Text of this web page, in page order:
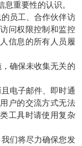
重要性的认识。
员工、合作伙伴访
问权限控制和监控
信息的所有人员履
确保未收集无关的
电子邮件、即时通
户的交流方式无法
工具时请使用复杂
们将尽力确保您发